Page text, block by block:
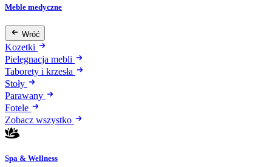
Meble medyczne
Wróć
Kozetki
Pielęgnacja mebli
Taborety i krzesła
Stoły
Parawany
Fotele
Zobacz wszystko
Spa & Wellness